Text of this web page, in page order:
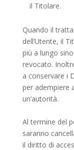
il Titolare.
Quando il
dell’Utente, il
più a lungo
revocato.
a conservare i
per adempiere
un’autorità.
Al termine del
saranno
il diritto di